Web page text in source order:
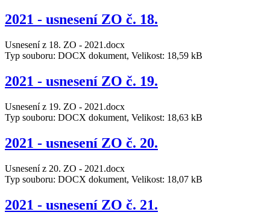
2021 - usnesení ZO č. 18.
Usnesení z 18. ZO - 2021.docx
Typ souboru: DOCX dokument, Velikost: 18,59 kB
2021 - usnesení ZO č. 19.
Usnesení z 19. ZO - 2021.docx
Typ souboru: DOCX dokument, Velikost: 18,63 kB
2021 - usnesení ZO č. 20.
Usnesení z 20. ZO - 2021.docx
Typ souboru: DOCX dokument, Velikost: 18,07 kB
2021 - usnesení ZO č. 21.